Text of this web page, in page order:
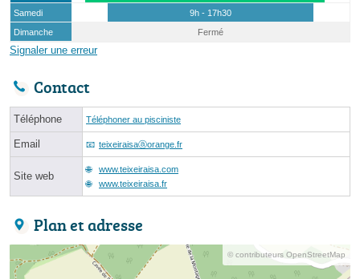
Samedi
9h - 17h30
Dimanche
Fermé
Signaler une erreur
Contact
Téléphone Téléphoner au pisciniste
Email teixeiraisaⓐorange.fr
Site web
www.teixeiraisa.com
www.teixeiraisa.fr
Plan et adresse
© contributeurs OpenStreetMap